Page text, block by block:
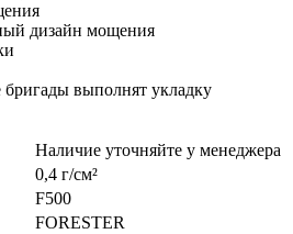
дизайн мощения
выполнят укладку
Наличие уточняйте у менеджера
0,4 г/см²
F500
FORESTER